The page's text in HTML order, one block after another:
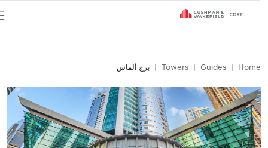
Home
Guides
Towers برج ألماس